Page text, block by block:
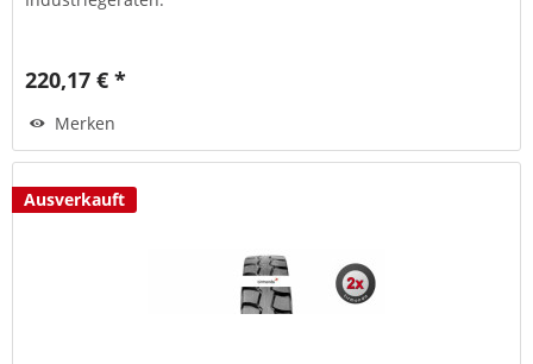
220,17 € *
Merken
Ausverkauft